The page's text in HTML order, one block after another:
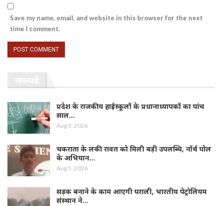
Save my name, email, and website in this browser for the next
time I comment.
प्रदेश के राजकीय हाईस्कूलों के प्रधानाध्यापकों का पांच
साल…
Aug 5, 2026
चकराता के लकी रावत को मिली बड़ी उपलब्धि, नॉर्थ पोल
के अभियान…
Aug 5, 2026
सड़क बनाने के काम आएगी पराली, भारतीय पेट्रोलियम
संस्थान ने…